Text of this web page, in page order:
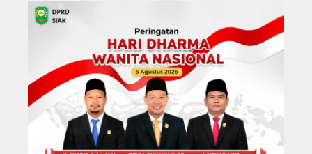
Rokan Hulu
Bengkalis
Meranti